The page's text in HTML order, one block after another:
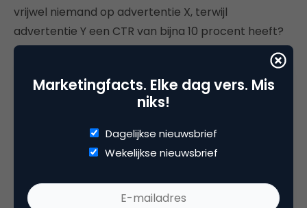
vrijwel niemand op advertentie X, terwijl
advertentie Y een CTR van bijna 10 procent heeft?
Antwoorden op deze vragen scheppen inzicht in
het menselijk gedrag en dat biedt weer een goede
basis voor verdere aanscherpingen van een
4. Definieer uitzonderingsgevallen
(speciale segmenten)
Marketingfacts. Elke dag vers. Mis
niks!
Dagelijkse nieuwsbrief
Wekelijkse nieuwsbrief